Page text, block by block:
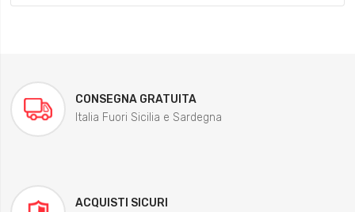
CONSEGNA GRATUITA
Italia Fuori Sicilia e Sardegna
ACQUISTI SICURI